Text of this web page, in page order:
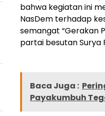
bahwa kegiatan ini
NasDem terhadap
semangat “Gerakan
partai besutan Surya
Baca Juga :
Payakumbuh